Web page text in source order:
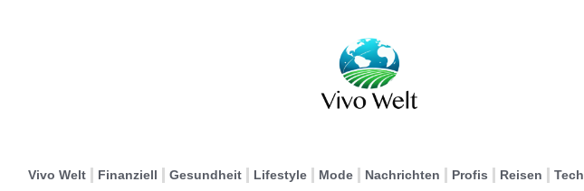
Vivo Welt Finanziell Gesundheit Lifestyle Mode Nachrichten Profis Reisen Tech